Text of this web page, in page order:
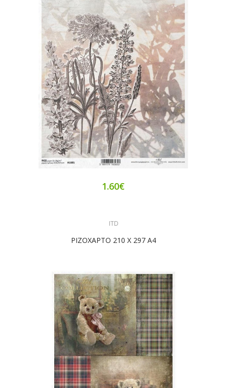
1.60€
ITD
ΡΙΖΟΧΑΡΤΟ 210 Χ 297 Α4